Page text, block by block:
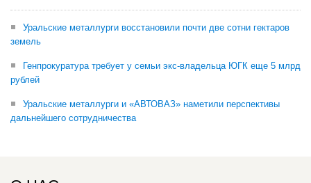
Уральские металлурги восстановили почти две сотни гектаров
земель
Генпрокуратура требует у семьи экс-владельца ЮГК еще 5 млрд
рублей
Уральские металлурги и «АВТОВАЗ» наметили перспективы
дальнейшего сотрудничества